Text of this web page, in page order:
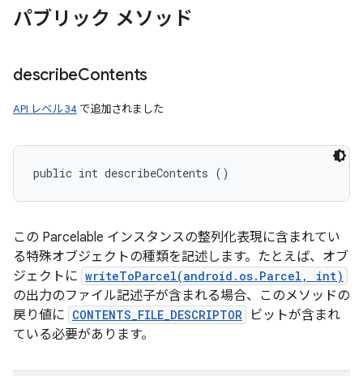
パブリック メソッド
describeContents
API レベル 34 で追加されました
public int describeContents ()
この Parcelable インスタンスの整列化表現に含まれてい
る特殊オブジェクトの種類を記述します。たとえば、オブ
ジェクトに writeToParcel(android.os.Parcel, int)
の出力のファイル記述子が含まれる場合、このメソッドの
戻り値に CONTENTS_FILE_DESCRIPTOR
ビットが含まれ
ている必要があります。